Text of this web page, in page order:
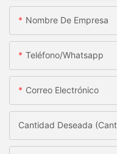
Nombre De Empresa
Teléfono/whatsapp
Correo Electrónico
Cantidad Deseada